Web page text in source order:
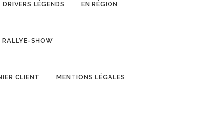
DRIVERS LÉGENDS EN RÉGION
RALLYE-SHOW
CLIENT MENTIONS LÉGALES